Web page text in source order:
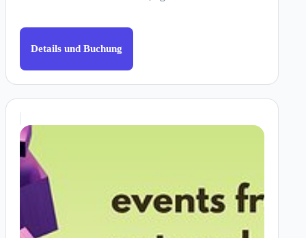
Details und Buchung